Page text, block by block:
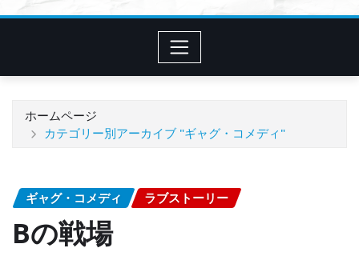
ホームページ
カテゴリー別アーカイブ "ギャグ・コメディ"
ギャグ・コメディ ラブストーリー
Bの戦場